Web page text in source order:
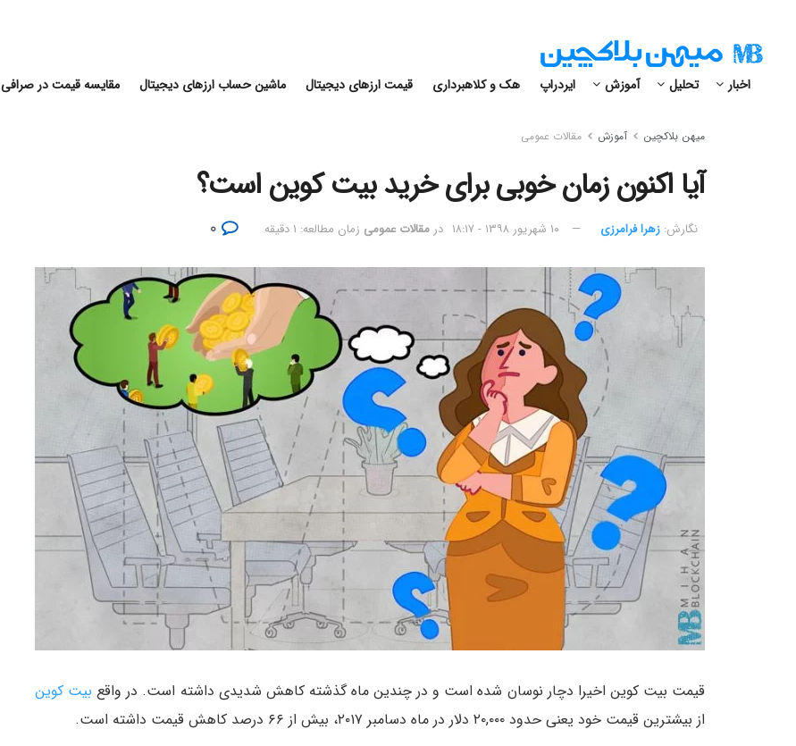
اخبار تحلیل آموزش ایردراپ هک و کلاهبرداری قیمت ارزهای دیجیتال ماشین حساب ارزهای دیجیتال مقایسه قیمت در صرافی
میهن بلاکچین آموزش مقالات عمومی
آیا اکنون زمان خوبی برای خرید بیت کوین است؟
نگارش:‌ زهرا فرامرزی ۱۰ شهریور ۱۳۹۸ - ۱۸:۱۷ در مقالات عمومی زمان مطالعه: ۱ دقیقه
قیمت بیت کوین اخیرا دچار نوسان شده است و در چندین ماه گذشته کاهش شدیدی داشته است. در واقع بیت کوین
از بیشترین قیمت خود یعنی حدود ۲۰,۰۰۰ دلار در ماه دسامبر ۲۰۱۷، بیش از ۶۶ درصد کاهش قیمت داشته است.